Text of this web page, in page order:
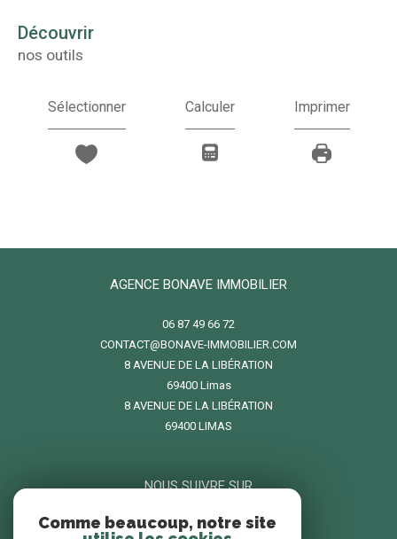
découvrir
nos outils
Sélectionner Calculer Imprimer
AGENCE BONAVE IMMOBILIER
06 87 49 66 72
CONTACT@BONAVE-IMMOBILIER.COM
8 AVENUE DE LA LIBÉRATION
69400
limas
8 AVENUE DE LA LIBÉRATION
69400 LIMAS
NOUS SUIVRE SUR
Comme beaucoup, notre site